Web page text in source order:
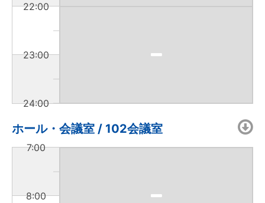
22:00
23:00
24:00
ホール・会議室 / 102会議室
7:00
8:00